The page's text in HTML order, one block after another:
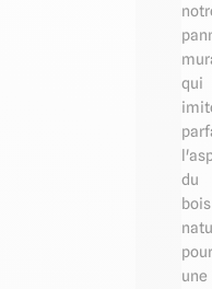
qui
du
bois
pour
une